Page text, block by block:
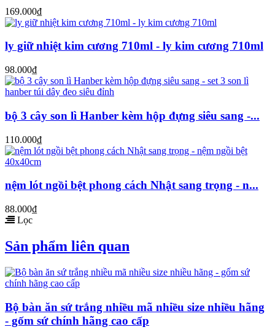
169.000₫
ly giữ nhiệt kim cương 710ml - ly kim cương 710ml
98.000₫
bộ 3 cây son lì Hanber kèm hộp đựng siêu sang -...
110.000₫
nệm lót ngồi bệt phong cách Nhật sang trọng - n...
88.000₫
Lọc
Sản phẩm liên quan
Bộ bàn ăn sứ trắng nhiều mã nhiều size nhiều hãng
- gốm sứ chính hãng cao cấp